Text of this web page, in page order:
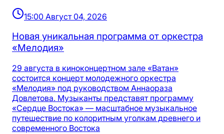
15:00 Август 04, 2026
Новая уникальная программа от оркестра
«Мелодия»
29 августа в киноконцертном зале «Ватан»
состоится концерт молодежного оркестра
«Мелодия» под руководством Аннаораза
Довлетова. Музыканты представят программу
«Сердце Востока» — масштабное музыкальное
путешествие по колоритным уголкам древнего и
современного Востока